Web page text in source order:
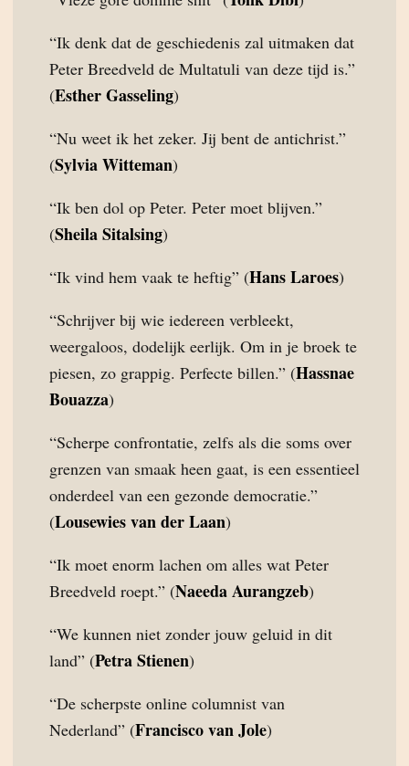
“Ik denk dat de geschiedenis zal uitmaken dat
Peter Breedveld de Multatuli van deze tijd is.”
(Esther Gasseling)
“Nu weet ik het zeker. Jij bent de antichrist.”
(Sylvia Witteman)
“Ik ben dol op Peter. Peter moet blijven.”
(Sheila Sitalsing)
“Ik vind hem vaak te heftig” (Hans Laroes)
“Schrijver bij wie iedereen verbleekt,
weergaloos, dodelijk eerlijk. Om in je broek te
piesen, zo grappig. Perfecte billen.” (Hassnae
Bouazza)
“Scherpe confrontatie, zelfs als die soms over
grenzen van smaak heen gaat, is een essentieel
onderdeel van een gezonde democratie.”
(Lousewies van der Laan)
“Ik moet enorm lachen om alles wat Peter
Breedveld roept.” (Naeeda Aurangzeb)
“We kunnen niet zonder jouw geluid in dit
land” (Petra Stienen)
“De scherpste online columnist van
Nederland” (Francisco van Jole)